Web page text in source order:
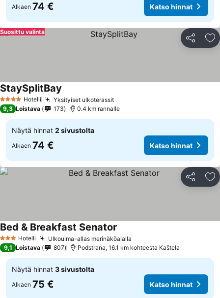
Alkaen 74 € Katso hinnat
Jaa
Suosittu valinta
4 Tähtiluokitus
Hotelli Yksityiset ulkoterassit
StaySplitBay
9,3 Loistava 173 0.4 km rannalle
Näytä hinnat 2 sivustolta
Alkaen 74 € Katso hinnat
Jaa
3 Tähtiluokitus
Hotelli Ulkouima-allas merinäköalalla
Bed & Breakfast Senator
9,1 Loistava 807 Podstrana, 16.1 km kohteesta Kaštela
Näytä hinnat 3 sivustolta
Alkaen 75 € Katso hinnat